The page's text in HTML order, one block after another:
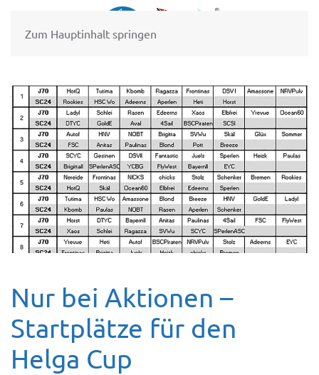
Zum Hauptinhalt springen
Nur bei Aktionen –
Startplätze für den
Helga Cup